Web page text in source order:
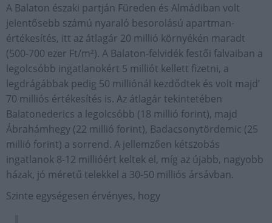
A Balaton északi partján Füreden és Almádiban volt
jelentősebb számú nyaraló besorolású apartman-
értékesítés, itt az átlagár 20 millió környékén maradt
(500-700 ezer Ft/m²). A Balaton-felvidék festői falvaiban a
legolcsóbb ingatlanokért 5 milliót kellett fizetni, a
legdrágábbak pedig 50 milliónál kezdődtek és volt majd’
70 milliós értékesítés is. Az átlagár tekintetében
Balatonederics a legolcsóbb (18 millió forint), majd
Ábrahámhegy (22 millió forint), Badacsonytördemic (25
millió forint) a sorrend. A jellemzően kétszobás
ingatlanok 8-12 millióért keltek el, míg az újabb, nagyobb
házak, jó méretű telekkel a 30-50 milliós ársávban.
Szinte egységesen érvényes, hogy